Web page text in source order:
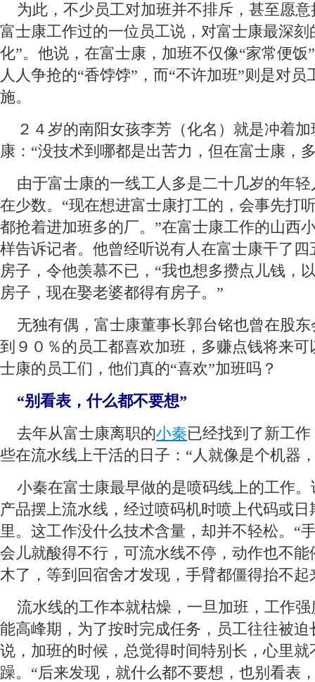
为此，不少员工对加班并不排斥，甚至愿意
富士康工作过的一位员工说，对富士康最深刻
化”。他说，在富士康，加班不仅像“家常便饭
人人争抢的“香饽饽”，而“不许加班”则是对
施。
２４岁的南阳女孩李芳（化名）就是冲着加
康：“没技术到哪都是出苦力，但在富士康，
由于富士康的一线工人多是二十几岁的年轻
在少数。“现在想进富士康打工的，会事先打
都抢着进加班多的厂。”在富士康工作的山西
样告诉记者。他曾经听说有人在富士康干了
房子，令他羡慕不已，“我也想多攒点儿钱，
房子，现在娶老婆都得有房子。”
无独有偶，富士康董事长郭台铭也曾在股东
到９０％的员工都喜欢加班，多赚点钱将来可
士康的员工们，他们真的“喜欢”加班吗？
“别看表，什么都不要想”
去年从富士康离职的小秦已经找到了新工
些在流水线上干活的日子：“人就像是个机器
小秦在富士康最早做的是喷码线上的工作。
产品摆上流水线，经过喷码机时喷上代码或
里。这工作没什么技术含量，却并不轻松。“
会儿就酸得不行，可流水线不停，动作也不
木了，等到回宿舍才发现，手臂都僵得抬不起
流水线的工作本就枯燥，一旦加班，工作强
能高峰期，为了按时完成任务，员工往往被
说，加班的时候，总觉得时间特别长，心里就
躁。“后来发现，就什么都不要想，也别看表